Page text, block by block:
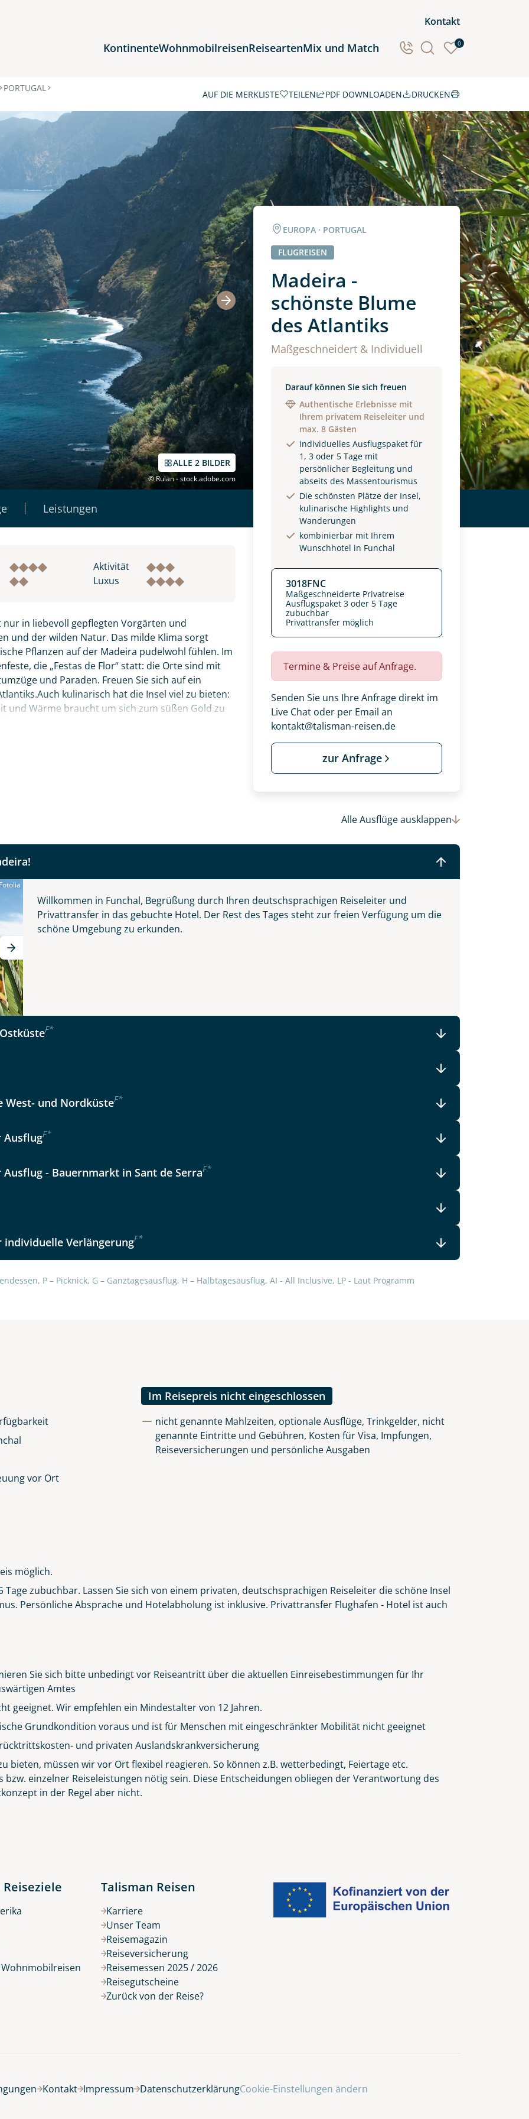
Kontakt
KontinenteWohnmobilreisenReiseartenMix und Match 0
Reiseziele
Afrika
Asien
Europa
Nordamerika
Ozeanien
Südamerika
PORTUGAL
AUF DIE MERKLISTE TEILEN
schönste Blume des Atlantiks
PDF DOWNLOADEN DRUCKEN
ALLE 2 BILDER
© Rulan - stock.adobe.com
Küste von Madeira nahe Santana
© Rulan - stock.adobe.com
Leistungen
EUROPA · PORTUGAL
FLUGREISEN
Madeira -
schönste Blume
des Atlantiks
Maßgeschneidert & Individuell
Darauf können Sie sich freuen
Authentische Erlebnisse mit
Ihrem privatem Reiseleiter und
max. 8 Gästen
individuelles Ausflugspaket für
1, 3 oder 5 Tage mit
persönlicher Begleitung und
abseits des Massentourismus
Die schönsten Plätze der Insel,
kulinarische Highlights und
Wanderungen
kombinierbar mit Ihrem
Wunschhotel in Funchal
3018FNC
Maßgeschneiderte Privatreise
Ausflugspaket 3 oder 5 Tage
zubuchbar
Privattransfer möglich
Termine & Preise auf Anfrage.
Senden Sie uns Ihre Anfrage direkt im
Live Chat oder per Email an
kontakt@talisman-reisen.de
zur Anfrage
Aktivität
Luxus
in liebevoll gepflegten Vorgärten und
und der wilden Natur. Das milde Klima sorgt
Pflanzen auf der Madeira pudelwohl fühlen. Im
die „Festas de Flor“ statt: die Orte sind mit
und Paraden. Freuen Sie sich auf ein
kulinarisch hat die Insel viel zu bieten:
und Wärme braucht um sich zum süßen Gold zu
Degenfisch, den Sie bitte zunächst probieren,
Alle Ausflügeausklappen
Willkommen in Funchal, Begrüßung durch Ihren deutschsprachigen Reiseleiter und
Privattransfer in das gebuchte Hotel. Der Rest des Tages steht zur freien Verfügung um die
schöne Umgebung zu erkunden.
F*
West- und NordküsteF*
AusflugF*
- Bauernmarkt in Sant de SerraF*
individuelle VerlängerungF*
P – Picknick, G – Ganztagesausflug, H – Halbtagesausflug, AI - All Inclusive, LP - Laut Programm
vor Ort
Im Reisepreis nicht eingeschlossen
nicht genannte Mahlzeiten, optionale Ausflüge, Trinkgelder, nicht
genannte Eintritte und Gebühren, Kosten für Visa, Impfungen,
Reiseversicherungen und persönliche Ausgaben
möglich.
zubuchbar. Lassen Sie sich von einem privaten, deutschsprachigen Reiseleiter die schöne Insel
Persönliche Absprache und Hotelabholung ist inklusive. Privattransfer Flughafen - Hotel ist auch
Sie sich bitte unbedingt vor Reiseantritt über die aktuellen Einreisebestimmungen für Ihr
Amtes
geeignet. Wir empfehlen ein Mindestalter von 12 Jahren.
Grundkondition voraus und ist für Menschen mit eingeschränkter Mobilität nicht geeignet
und privaten Auslandskrankversicherung
bieten, müssen wir vor Ort flexibel reagieren. So können z.B. wetterbedingt, Feiertage etc.
einzelner Reiseleistungen nötig sein. Diese Entscheidungen obliegen der Verantwortung des
in der Regel aber nicht.
Ihr Urlaub - so individuell wie Sie. Teilen Sie uns Ihre Wunschtermine für die Reise
kontaktieren Sie, um alles Weitere zu besprechen. Gemeinsam gestalten wir Ihre
Talisman Reisen
Karriere
Unser Team
Reisemagazin
Reiseversicherung
Reisemessen 2025 / 2026
Reisegutscheine
Zurück von der Reise?
Kontakt Impressum DatenschutzerklärungCookie-Einstellungen ändern